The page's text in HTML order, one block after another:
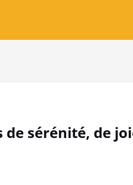
sérénité, de